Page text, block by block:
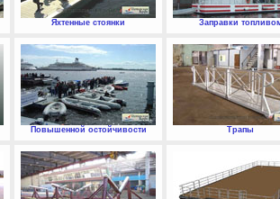
Яхтенные стоянки Заправки
Повышенной остойчивости Трапы